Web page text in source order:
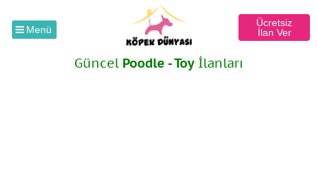
Menü
Ücretsiz
İlan Ver
Güncel Poodle - Toyİlanları